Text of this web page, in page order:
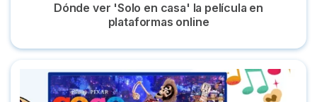
Dónde ver 'Solo en casa' la película en
plataformas online
Dónde ver 'Coco' la película de Disney en castellano online